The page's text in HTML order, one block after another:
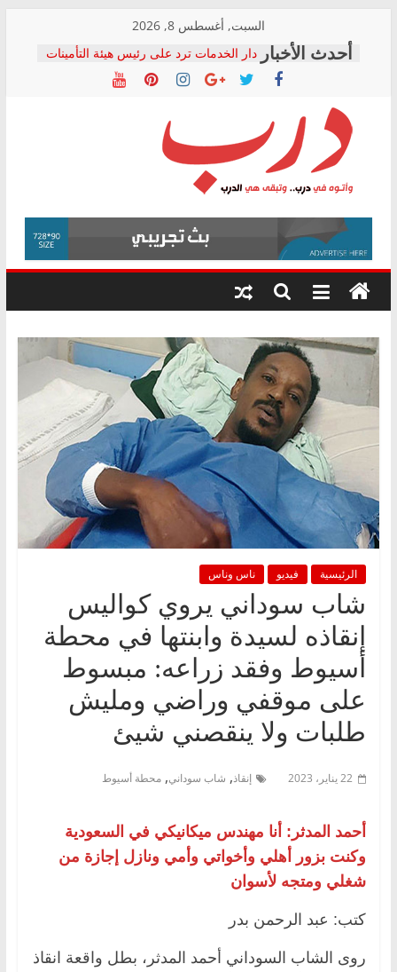
content
السبت, أغسطس 8, 2026
دار الخدمات ترد على رئيس هيئة التأمينات
بعد مؤتمره الصحفي: إنكار الأزمة لا ينهي
معاناة أصحاب المعاشات.. ونطالب بكشف
فرحات سليمان يكتب: القطاع الصحي إلى
أين؟
حزب التحالف الشعبي يطلق لجنة “الحق
في الصحة” بالإسكندرية لرصد الانتهاكات
ودعم المرضى
الوزاري لمدينة الصحفيين.. وانتهاء أعمال
إنشاء المبنى الإداري
المجلس القومي لحقوق الإنسان يعلن
متابعة قضية الدكتور محمد زهران.. ويؤكد:
قرينة البراءة وضمانات المحاكمة العادلة
درب
وأتوه
درب..
وتبقى
هي
الرئيسية فيديو ناس وناس
شاب سوداني يروي كواليس
إنقاذه لسيدة وابنتها في محطة
أسيوط وفقد زراعه: مبسوط
على موقفي وراضي ومليش
طلبات ولا ينقصني شيئ
22 يناير، 2023 إنقاذ, شاب سوداني, محطة أسيوط
أحمد المدثر: أنا مهندس ميكانيكي في السعودية
وكنت بزور أهلي وأخواتي وأمي ونازل إجازة من
شغلي ومتجه لأسوان
كتب: عبد الرحمن بدر
روى الشاب السوداني أحمد المدثر، بطل واقعة انقاذ